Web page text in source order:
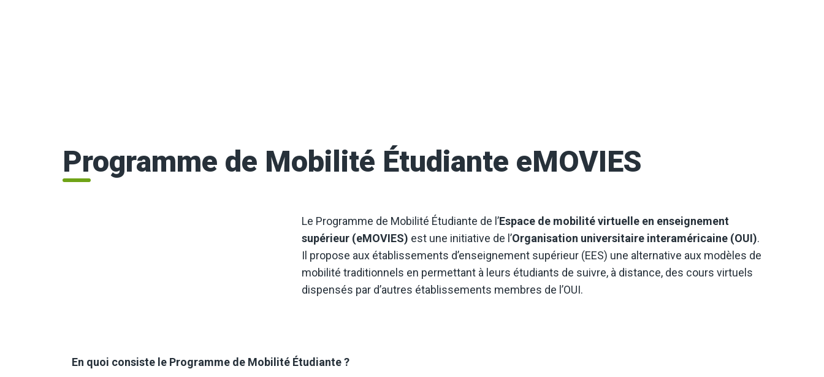
Programme de Mobilité Étudiante eMOVIES
Le Programme de Mobilité Étudiante de l’Espace de mobilité virtuelle en enseignement
supérieur (eMOVIES) est une initiative de l’Organisation universitaire interaméricaine (OUI).
Il propose aux établissements d’enseignement supérieur (EES) une alternative aux modèles de
mobilité traditionnels en permettant à leurs étudiants de suivre, à distance, des cours virtuels
dispensés par d’autres établissements membres de l’OUI.
En quoi consiste le Programme de Mobilité Étudiante ?